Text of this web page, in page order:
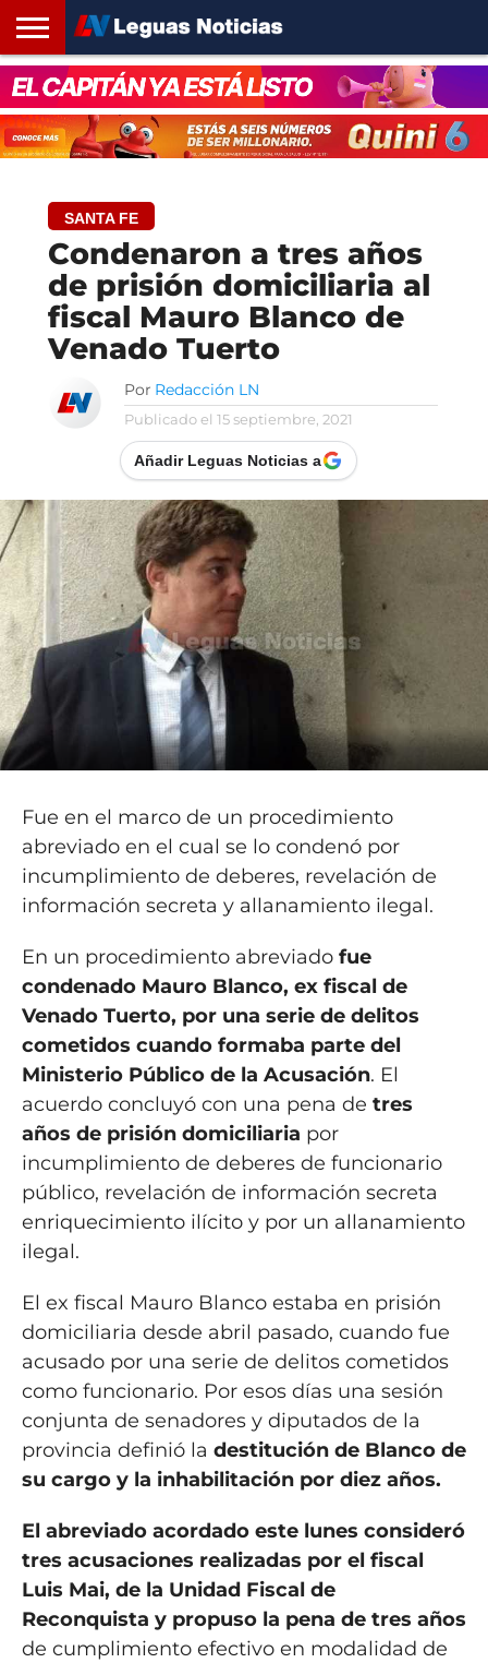
INICIO
SANTA
FE
ROSARIO24
REGIONES
ARGENTINA
OPINIÓN
CONTACTO
SANTA FE
Condenaron a tres años
de prisión domiciliaria al
fiscal Mauro Blanco de
Venado Tuerto
Por Redacción LN
Publicado el 15 septiembre, 2021
Añadir Leguas Noticias a
Fue en el marco de un procedimiento
abreviado en el cual se lo condenó por
incumplimiento de deberes, revelación de
información secreta y allanamiento ilegal.
En un procedimiento abreviado fue
condenado Mauro Blanco, ex fiscal de
Venado Tuerto, por una serie de delitos
cometidos cuando formaba parte del
Ministerio Público de la Acusación. El
acuerdo concluyó con una pena de tres
años de prisión domiciliaria por
incumplimiento de deberes de funcionario
público, revelación de información secreta
enriquecimiento ilícito y por un allanamiento
ilegal.
El ex fiscal Mauro Blanco estaba en prisión
domiciliaria desde abril pasado, cuando fue
acusado por una serie de delitos cometidos
como funcionario. Por esos días una sesión
conjunta de senadores y diputados de la
provincia definió la destitución de Blanco de
su cargo y la inhabilitación por diez años.
El abreviado acordado este lunes consideró
tres acusaciones realizadas por el fiscal
Luis Mai, de la Unidad Fiscal de
Reconquista y propuso la pena de tres años
de cumplimiento efectivo en modalidad de